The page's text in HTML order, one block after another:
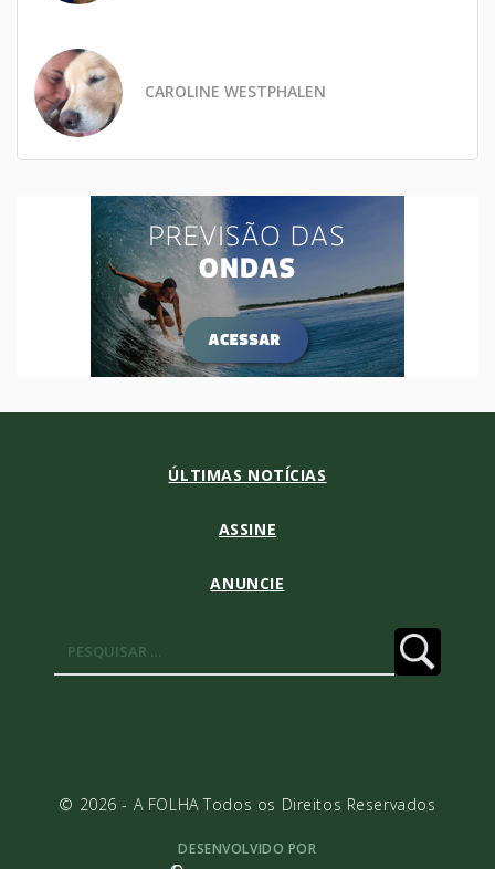
CAROLINE WESTPHALEN
ÚLTIMAS NOTÍCIAS
ASSINE
ANUNCIE
© 2026 - A FOLHA Todos os Direitos Reservados
DESENVOLVIDO POR